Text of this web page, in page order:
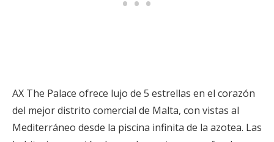
AX The Palace ofrece lujo de 5 estrellas en el corazón
del mejor distrito comercial de Malta, con vistas al
Mediterráneo desde la piscina infinita de la azotea. Las